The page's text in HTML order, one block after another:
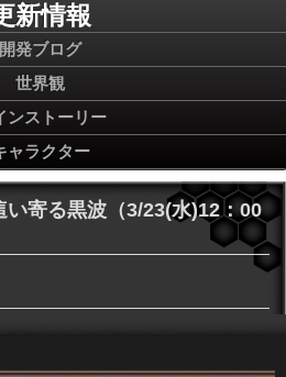
新情報
開発ブログ
世界観
ンストーリー
ャラクター
寄る黒波（3/23(水)12：00